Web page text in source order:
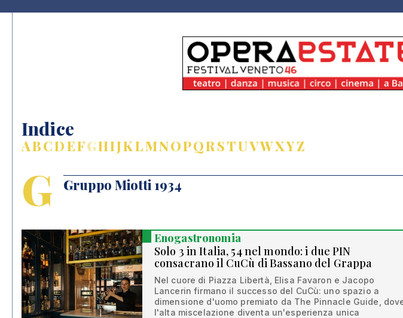
Indice
ABCDEFGHIJKLMNOPQRSTUVWXYZ
G Gruppo Miotti 1934
Enogastronomia
Solo 3 in Italia, 54 nel mondo: i due PIN
consacrano il CuCù di Bassano del Grappa
Nel cuore di Piazza Libertà, Elisa Favaron e Jacopo
Lancerin firmano il successo del CuCù: uno spazio a
dimensione d'uomo premiato da The Pinnacle Guide,
l'alta miscelazione diventa un'esperienza unica